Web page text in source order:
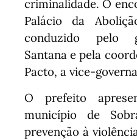
criminalidade. O
Palácio da
conduzido pelo
Santana e pela
Pacto, a vice-
O prefeito
município de
prevenção à